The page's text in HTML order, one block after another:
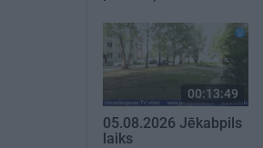
00:13:49
05.08.2026 Jēkabpils
laiks